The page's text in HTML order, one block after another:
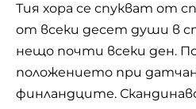
Тия хора се спукват от
от всеки десет души в
нещо почти всеки ден.
положението при
финландците.